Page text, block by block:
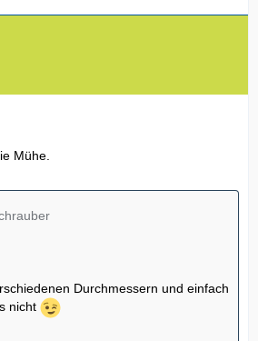
Mühe.
Durchmessern und einfach
nicht